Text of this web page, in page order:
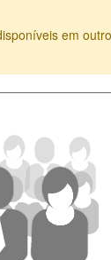
em